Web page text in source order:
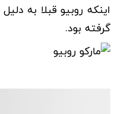
اینکه روبیو قبلا به
گرفته بود.